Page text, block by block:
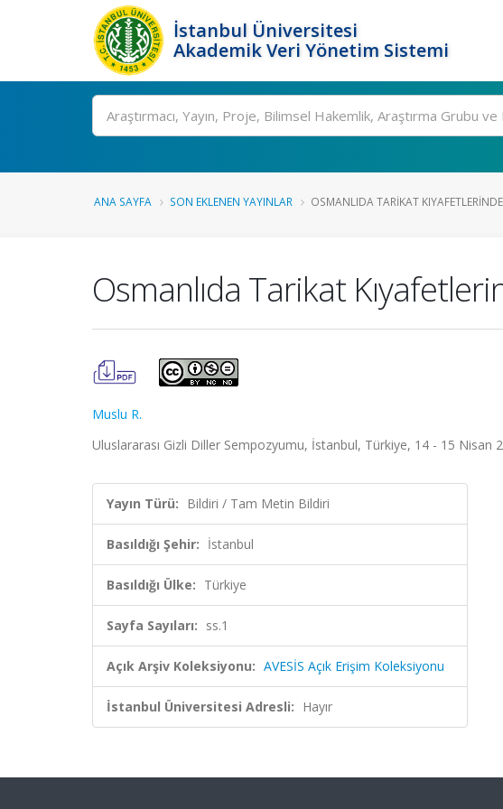
İstanbul Üniversitesi
Akademik Veri Yönetim Sistemi
Ara
ANA SAYFA SON EKLENEN YAYINLAR OSMANLIDA TARIKAT
Osmanlıda Tarikat
Muslu R.
Uluslararası Gizli Diller Sempozyumu, İstanbul, Türkiye, 14 - 15 Nisan
Yayın Türü: Bildiri / Tam Metin Bildiri
Basıldığı Şehir: İstanbul
Basıldığı Ülke: Türkiye
Sayfa Sayıları: ss.1
Açık Arşiv Koleksiyonu: AVESİS Açık Erişim Koleksiyonu
İstanbul Üniversitesi Adresli: Hayır